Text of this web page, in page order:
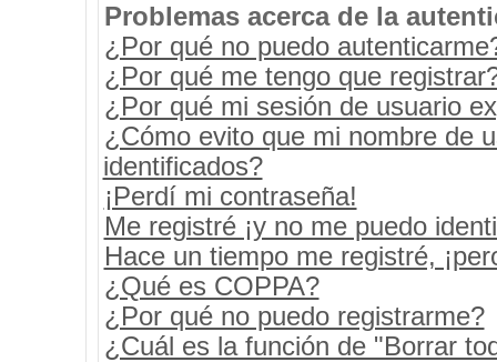
Problemas acerca de la
¿Por qué no puedo
¿Por qué me tengo que
¿Por qué mi sesión de usuario
¿Cómo evito que mi nombre de
identificados?
¡Perdí mi contraseña!
Me registré ¡y no me puedo
Hace un tiempo me registré,
¿Qué es COPPA?
¿Por qué no puedo registrarme?
¿Cuál es la función de "Borrar